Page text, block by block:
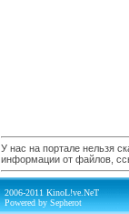
У нас на портале нельзя
информации от файлов,
2006-2011 KinoL!ve.NeT
Powered by Sepherot